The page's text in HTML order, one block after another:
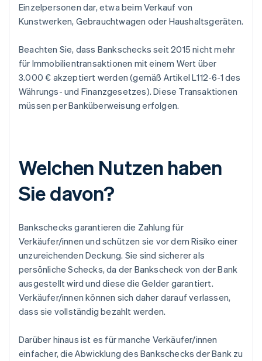
Einzelpersonen dar, etwa beim Verkauf von
Kunstwerken, Gebrauchtwagen oder Haushaltsgeräten.
Beachten Sie, dass Bankschecks seit 2015 nicht mehr
für Immobilientransaktionen mit einem Wert über
3.000 € akzeptiert werden (gemäß Artikel L112-6-1 des
Währungs- und Finanzgesetzes). Diese Transaktionen
müssen per Banküberweisung erfolgen.
Welchen Nutzen haben
Sie davon?
Bankschecks garantieren die Zahlung für
Verkäufer/innen und schützen sie vor dem Risiko einer
unzureichenden Deckung. Sie sind sicherer als
persönliche Schecks, da der Bankscheck von der Bank
ausgestellt wird und diese die Gelder garantiert.
Verkäufer/innen können sich daher darauf verlassen,
dass sie vollständig bezahlt werden.
Darüber hinaus ist es für manche Verkäufer/innen
einfacher, die Abwicklung des Bankschecks der Bank zu